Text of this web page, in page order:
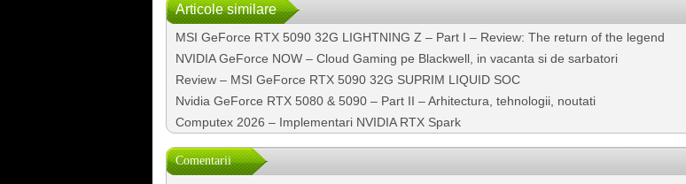
Articole similare
MSI GeForce RTX 5090 32G LIGHTNING Z – Part I – Review: The return of the legend
NVIDIA GeForce NOW – Cloud Gaming pe Blackwell, in vacanta si de sarbatori
Review – MSI GeForce RTX 5090 32G SUPRIM LIQUID SOC
Nvidia GeForce RTX 5080 & 5090 – Part II – Arhitectura, tehnologii, noutati
Computex 2026 – Implementari NVIDIA RTX Spark
Comentarii